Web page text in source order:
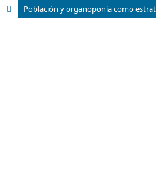
Población y organoponía como